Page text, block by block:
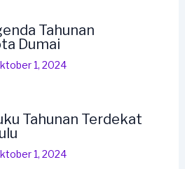
Tahunan
Dumai
1, 2024
Tahunan Terdekat
1, 2024